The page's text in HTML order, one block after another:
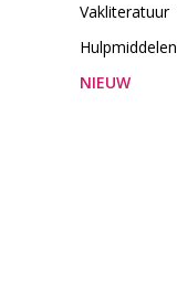
Vakliteratuur
Hulpmiddelen
NIEUW